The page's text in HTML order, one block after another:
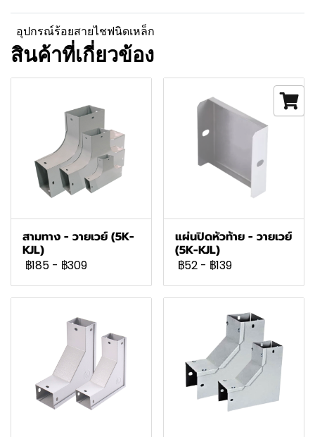
อุปกรณ์ร้อยสายไชฟนิดเหล็ก
สินค้าที่เกี่ยวข้อง
สามทาง - วายเวย์ (5K-
KJL)
฿185 - ฿309
แผ่นปิดหัวท้าย - วายเวย์
(5K-KJL)
฿52 - ฿139